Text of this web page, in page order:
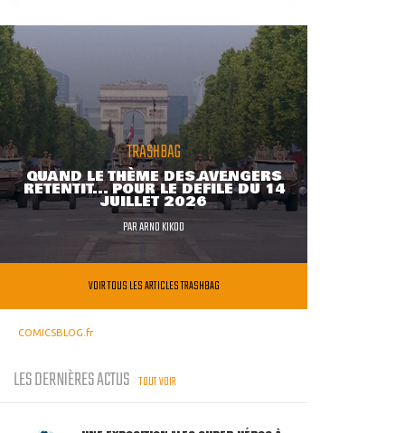
TRASHBAG
QUAND LE THÈME DES AVENGERS
RETENTIT... POUR LE DÉFILÉ DU 14
JUILLET 2026
PARARNO KIKOO
VOIR TOUS LES ARTICLES TRASHBAG
COMICSBLOG.fr
LES DERNIÈRES ACTUS TOUT VOIR